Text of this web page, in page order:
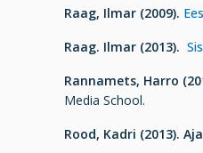
Raag, Ilmar (2009).
Raag. Ilmar (2013).
Rannamets, Harro
Media School.
Rood, Kadri (2013).